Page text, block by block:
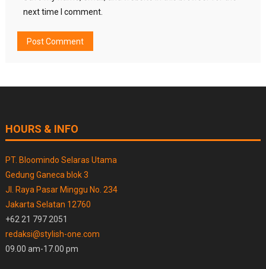
next time I comment.
HOURS & INFO
PT. Bloomindo Selaras Utama
Gedung Ganeca blok 3
Jl. Raya Pasar Minggu No. 234
Jakarta Selatan 12760
+62 21 797 2051
redaksi@stylish-one.com
09.00 am-17.00 pm